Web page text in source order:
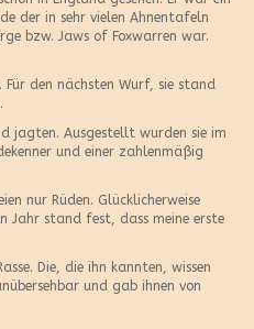
der in sehr vielen Ahnentafeln
bzw. Jaws of Foxwarren war.
Für den nächsten Wurf, sie stand
jagten. Ausgestellt wurden sie im
und einer zahlenmäßig
nur Rüden. Glücklicherweise
Jahr stand fest, dass meine erste
Die, die ihn kannten, wissen
und gab ihnen von